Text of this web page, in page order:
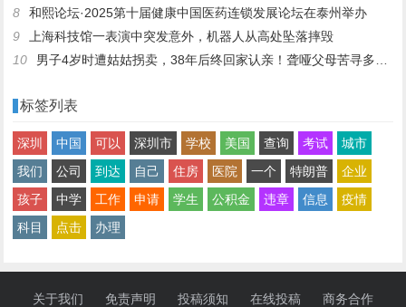
8
和熙论坛·2025第十届健康中国医药连锁发展论坛在泰州举办
9
上海科技馆一表演中突发意外，机器人从高处坠落摔毁
10
男子4岁时遭姑姑拐卖，38年后终回家认亲！聋哑父母苦寻多年，母亲已抱憾离世丨红星寻人
标签列表
深圳 中国 可以 深圳市 学校 美国 查询 考试
城市
我们
公司 到达 自己 住房 医院 一个 特朗普
企业
孩子
中学 工作 申请 学生 公积金 违章 信息
疫情
科目
点击 办理
关于我们 免责声明 投稿须知 在线投稿 商务合作